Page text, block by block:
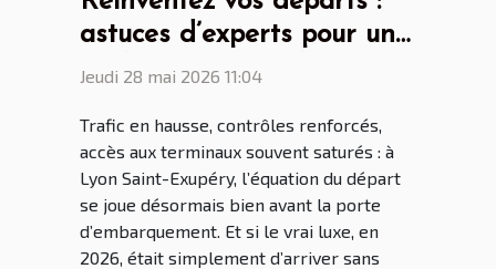
astuces d’experts pour un
parking aéroport lyon saint
Jeudi 28 mai 2026 11:04
Trafic en hausse, contrôles renforcés,
accès aux terminaux souvent saturés : à
Lyon Saint-Exupéry, l’équation du départ
se joue désormais bien avant la porte
d’embarquement. Et si le vrai luxe, en
2026, était simplement d’arriver sans